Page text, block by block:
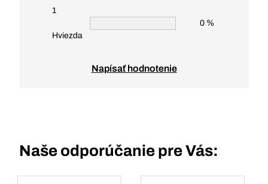
1
Hviezda
0 %
Napísať hodnotenie
Naše odporúčanie pre Vás: